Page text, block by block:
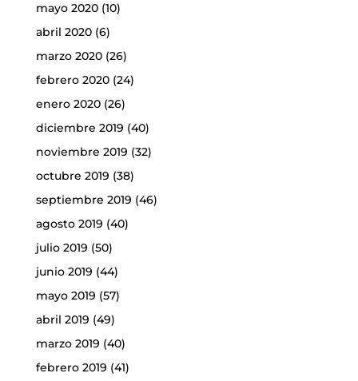
mayo 2020(10)
abril 2020(6)
marzo 2020(26)
febrero 2020(24)
enero 2020(26)
diciembre 2019 (40)
noviembre 2019 (32)
octubre 2019 (38)
septiembre 2019 (46)
agosto 2019 (40)
julio 2019 (50)
junio 2019 (44)
mayo 2019 (57)
abril 2019 (49)
marzo 2019 (40)
febrero 2019 (41)